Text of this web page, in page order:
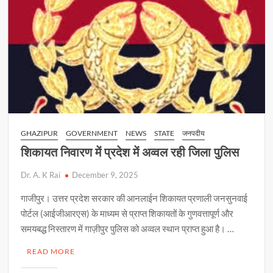
कार्यशाला
सम्पन्न
GHAZIPUR GOVERNMENT NEWS STATE जनपदीय
शिकायत निवारण में प्रदेश में अव्वल रही जिला पुलिस
Dr. A. K Rai December 9, 2025
गाजीपुर। उत्तर प्रदेश सरकार की आनलाईन शिकायत प्रणाली जनसुनवाई
पोर्टल (आईजीआरएस) के माध्यम से प्राप्त शिकायतों के गुणवत्तापूर्ण और
समयबद्ध निस्तारण में गाज़ीपुर पुलिस को अव्वल स्थान प्राप्त हुआ है। …
READ MORE